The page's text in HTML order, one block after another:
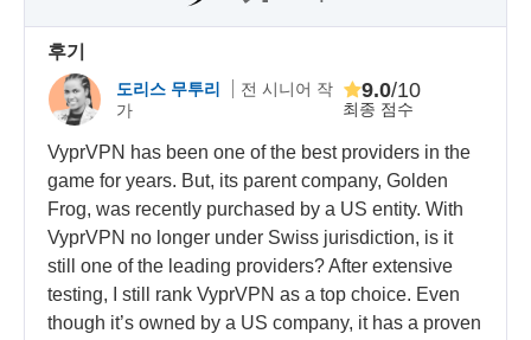
후기
도리스 무투리
전 시니어 작
가
최종 점수
9.0/10
VyprVPN has been one of the best providers in the
game for years. But, its parent company, Golden
Frog, was recently purchased by a US entity. With
VyprVPN no longer under Swiss jurisdiction, is it
still one of the leading providers? After extensive
testing, I still rank VyprVPN as a top choice. Even
though it’s owned by a US company, it has a proven